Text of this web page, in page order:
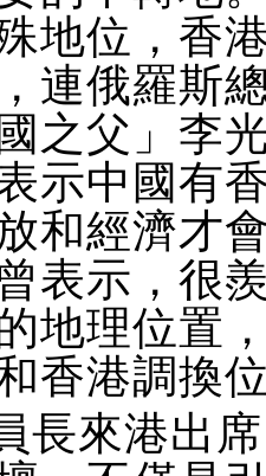
地位，香
連俄羅斯
之父」李
示中國有
和經濟才
表示，很
地理位置
香港調換
長來港出